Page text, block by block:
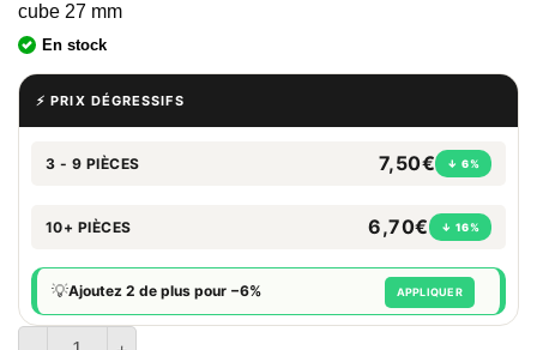
cube 27 mm
En stock
⚡ PRIX DÉGRESSIFS
3 - 9 PIÈCES 7,50€ ↓ 6%
10+ PIÈCES 6,70€ ↓ 16%
💡Ajoutez 2 de plus pour −6% APPLIQUER
quantité de Fresh Coco F27 - Charbon naturel 27 mm - 1 kg